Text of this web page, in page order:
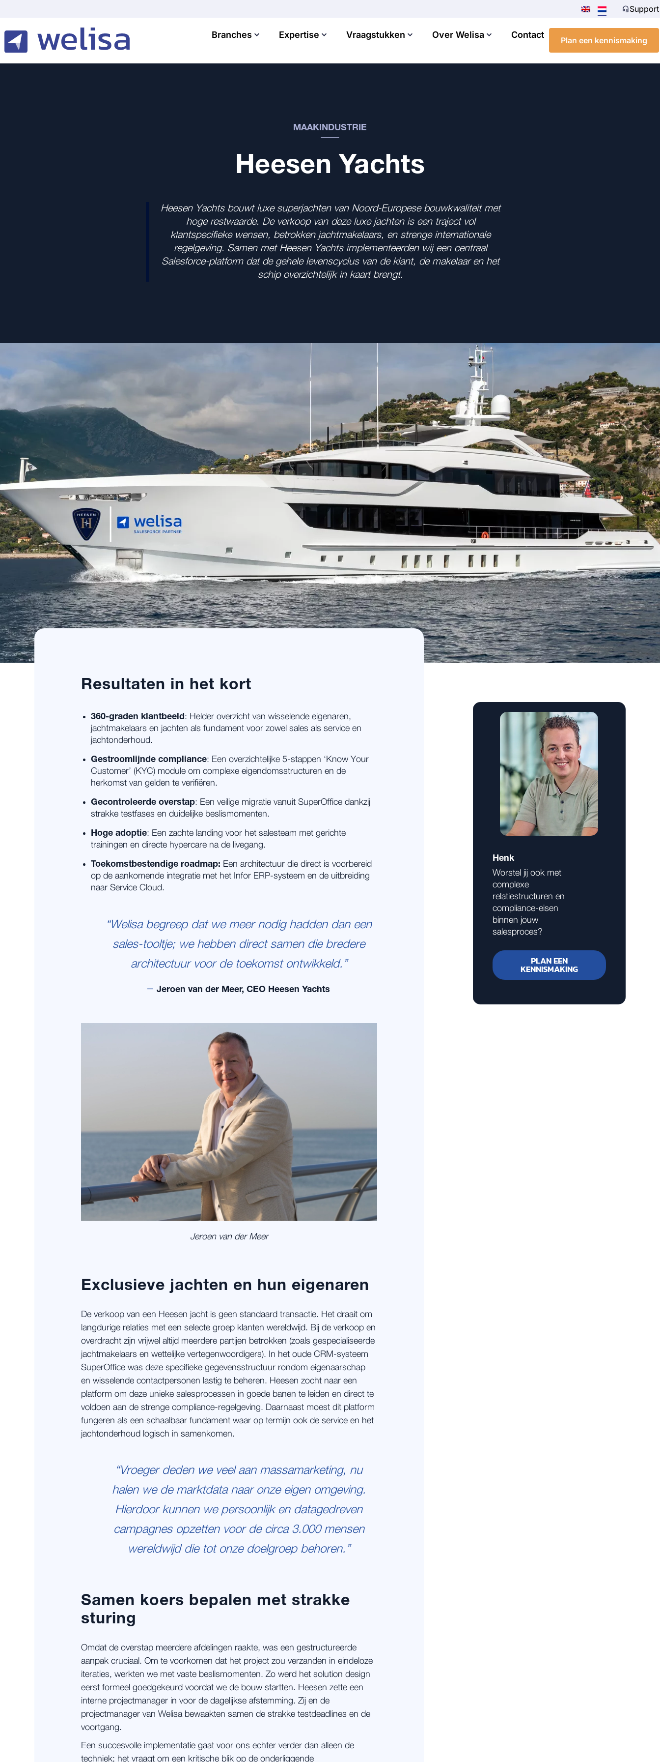
Support
Branches Expertise Vraagstukken Over Welisa Contact
Plan een kennismaking
Heesen Yachts
Heesen Yachts bouwt luxe superjachten van Noord-Europese bouwkwaliteit met
hoge restwaarde. De verkoop van deze luxe jachten is een traject vol
klantspecifieke wensen, betrokken jachtmakelaars, en strenge internationale
regelgeving. Samen met Heesen Yachts implementeerden wij een centraal
Salesforce-platform dat de gehele levenscyclus van de klant, de makelaar en het
schip overzichtelijk in kaart brengt.
MAAKINDUSTRIE
Resultaten in het kort
360-graden klantbeeld: Helder overzicht van wisselende eigenaren,
jachtmakelaars en jachten als fundament voor zowel sales als service en
jachtonderhoud.
Gestroomlijnde compliance: Een overzichtelijke 5-stappen ‘Know Your
Customer’ (KYC) module om complexe eigendomsstructuren en de
herkomst van gelden te verifiëren.
Gecontroleerde overstap: Een veilige migratie vanuit SuperOffice dankzij
strakke testfases en duidelijke beslismomenten.
Hoge adoptie: Een zachte landing voor het salesteam met gerichte
trainingen en directe hypercare na de livegang.
Toekomstbestendige roadmap: Een architectuur die direct is voorbereid
op de aankomende integratie met het Infor ERP-systeem en de uitbreiding
naar Service Cloud.
“Welisa begreep dat we meer nodig hadden dan een
sales-tooltje; we hebben direct samen die bredere
architectuur voor de toekomst ontwikkeld.”
–Jeroen van der Meer, CEO Heesen Yachts
Jeroen van der Meer
Exclusieve jachten en hun eigenaren
De verkoop van een Heesen jacht is geen standaard transactie. Het draait om
langdurige relaties met een selecte groep klanten wereldwijd. Bij de verkoop en
overdracht zijn vrijwel altijd meerdere partijen betrokken (zoals gespecialiseerde
jachtmakelaars en wettelijke vertegenwoordigers). In het oude CRM-systeem
SuperOffice was deze specifieke gegevensstructuur rondom eigenaarschap
en wisselende contactpersonen lastig te beheren. Heesen zocht naar een
platform om deze unieke salesprocessen in goede banen te leiden en direct te
voldoen aan de strenge compliance-regelgeving. Daarnaast moest dit platform
fungeren als een schaalbaar fundament waar op termijn ook de service en het
jachtonderhoud logisch in samenkomen.
“Vroeger deden we veel aan massamarketing, nu
halen we de marktdata naar onze eigen omgeving.
Hierdoor kunnen we persoonlijk en datagedreven
campagnes opzetten voor de circa 3.000 mensen
wereldwijd die tot onze doelgroep behoren.”
Samen koers bepalen met strakke
sturing
Omdat de overstap meerdere afdelingen raakte, was een gestructureerde
aanpak cruciaal. Om te voorkomen dat het project zou verzanden in eindeloze
iteraties, werkten we met vaste beslismomenten. Zo werd het solution design
eerst formeel goedgekeurd voordat we de bouw startten. Heesen zette een
interne projectmanager in voor de dagelijkse afstemming. Zij en de
projectmanager van Welisa bewaakten samen de strakke testdeadlines en de
voortgang.
Een succesvolle implementatie gaat voor ons echter verder dan alleen de
techniek; het vraagt om een kritische blik op de onderliggende
Henk
Worstel jij ook met
complexe
relatiestructuren en
compliance-eisen
binnen jouw
salesproces?
PLAN EEN
KENNISMAKING